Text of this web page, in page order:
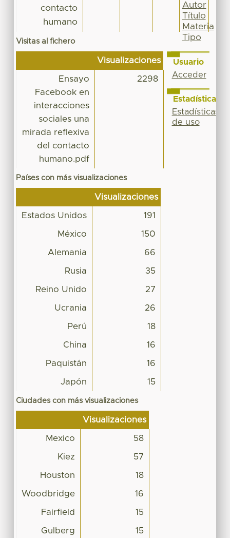
contacto
humano
Visitas al fichero
Visualizaciones
Ensayo
Facebook en
interacciones
sociales una
mirada reflexiva
del contacto
humano.pdf
2298
Países con más visualizaciones
Visualizaciones
Estados Unidos 191
México 150
Alemania 66
Rusia 35
Reino Unido 27
Ucrania 26
Perú 18
China 16
Paquistán 16
Japón 15
Ciudades con más visualizaciones
Visualizaciones
Mexico 58
Kiez 57
Houston 18
Woodbridge 16
Fairfield 15
Gulberg 15
Autor
Título
Materia
Tipo
Usuario
Acceder
Estadísticas
Estadísticas
de uso